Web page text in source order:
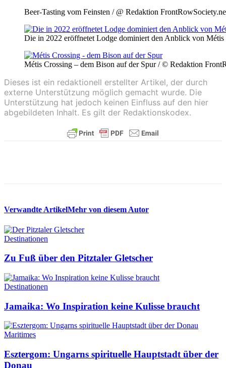
Beer-Tasting vom Feinsten / @ Redaktion
Die in 2022 eröffnetet Lodge dominiert den Anblick von
Métis Crossing – dem Bison auf der Spur / © Redaktion
Dieses ist ein redaktionell erstellter Artikel, der durch
externe Unterstützung möglich gemacht wurde. Die
Unterstützung hat jedoch keinen Einfluss auf den hier
abgebildeten Inhalt. Es gilt der Redaktionskodex.
Verwandte ArtikelMehr von diesem Autor
Destinationen
Zu Fuß über den Pitztaler Gletscher
Destinationen
Jamaika: Wo Inspiration keine Kulisse braucht
Maritimes
Esztergom: Ungarns spirituelle Hauptstadt über der
Donau